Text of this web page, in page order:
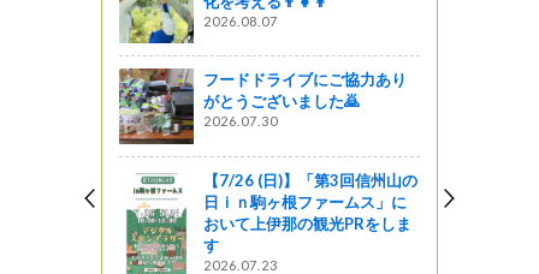
2026.08.07
フードドライブにご協力あり
がとうございました🙇
2026.07.30
【7/26 (日)】「第3回信州山の
日ｉｎ駒ヶ根ファームス」に
おいて上伊那の観光PRをしま
す
2026.07.23